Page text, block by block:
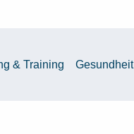
& Training Gesundheit